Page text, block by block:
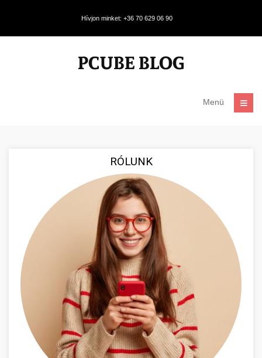
Hívjon minket: +36 70 629 06 90
Menü
RÓLUNK